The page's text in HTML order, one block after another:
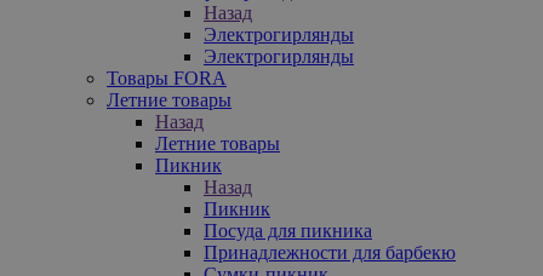
Назад
Электрогирлянды
Электрогирлянды
Товары FORA
Летние товары
Назад
Летние товары
Пикник
Назад
Пикник
Посуда для пикника
Принадлежности для барбекю